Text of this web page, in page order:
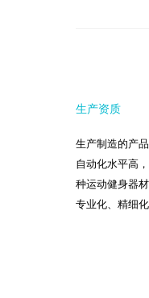
生产资质
生产制造的产
自动化水平高
种运动健身器
专业化、精细